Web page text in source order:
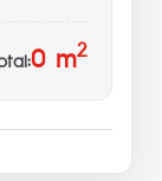
0m2